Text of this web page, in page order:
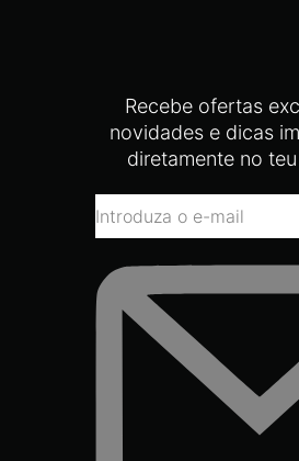
Recebe ofertas
novidades e dicas
diretamente no